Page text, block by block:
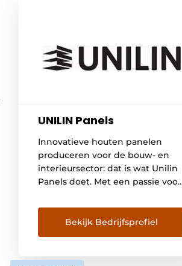
UNILIN Panels
Innovatieve houten panelen
produceren voor de bouw- en
interieursector: dat is wat Unilin
Panels doet. Met een passie voor
we elke dag naar beter, zowel
technisch als esthetisch.
Bouwend op gefocuste R&D-
houten platen steeds
Bekijk Bedrijfsprofiel